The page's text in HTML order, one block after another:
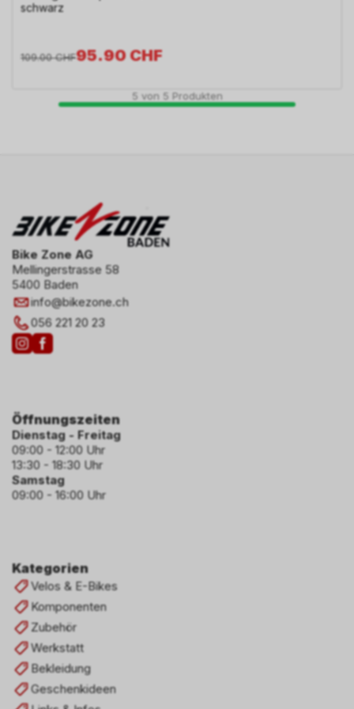
schwarz
95.90CHF
109.00 CHF
5 von 5 Produkten
Bike Zone AG
Mellingerstrasse 58
5400 Baden
info@bikezone.ch
056 221 20 23
Kategorien
Velos & E-Bikes
Komponenten
Zubehör
Werkstatt
Bekleidung
Geschenkideen
Öffnungszeiten
Dienstag - Freitag
09:00 - 12:00 Uhr
13:30 - 18:30 Uhr
Samstag
09:00 - 16:00 Uhr